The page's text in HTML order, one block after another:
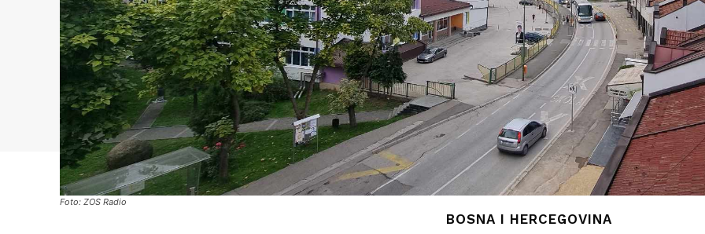
Foto: ZOS Radio
BOSNA I HERCEGOVINA